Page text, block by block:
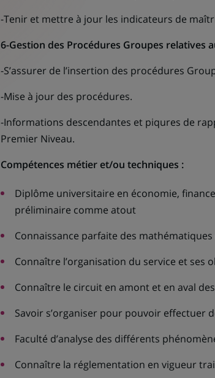
-Tenir et mettre à jour les indicateurs de
6-Gestion des Procédures Groupes relatives
-S’assurer de l’insertion des procédures
-Mise à jour des procédures.
-Informations descendantes et piqures de
Premier Niveau.
Compétences métier et/ou techniques :
Diplôme universitaire en économie,
préliminaire comme atout
Connaissance parfaite des
Connaître l’organisation du service et ses
Connaître le circuit en amont et en aval
Savoir s’organiser pour pouvoir effectuer
Faculté d’analyse des différents
Connaître la réglementation en vigueur